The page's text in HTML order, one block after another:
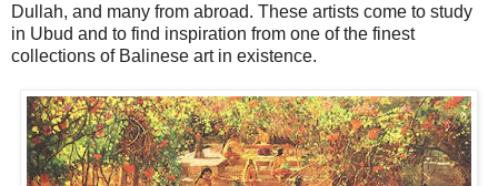
Dullah, and many from abroad. These artists come to study
in Ubud and to find inspiration from one of the finest
collections of Balinese art in existence.